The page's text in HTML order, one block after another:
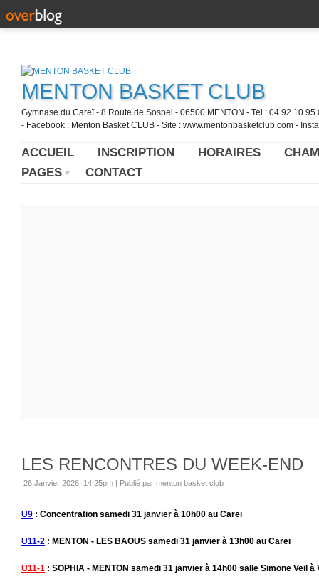
MENTON BASKET CLUB
Gymnase du Careï - 8 Route de Sospel - 06500 MENTON - Tel : 04 92 10
- Facebook : Menton Basket CLUB - Site : www.mentonbasketclub.com -
ACCUEIL INSCRIPTION HORAIRES
PAGES
CONTACT
LES RENCONTRES DU WEEK-END
26 Janvier 2026, 14:25pm | Publié par menton basket club
U9 : Concentration samedi 31 janvier à 10h00 au Careï
U11-2 : MENTON - LES BAOUS samedi 31 janvier à 13h00 au Careï
U11-1 : SOPHIA - MENTON samedi 31 janvier à 14h00 salle Simone Veil à